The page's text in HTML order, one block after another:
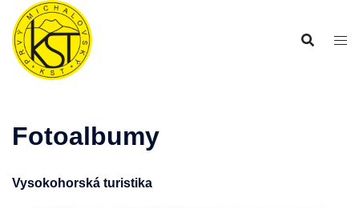
Preskočiť
obsah
Fotoalbumy
Vysokohorská turistika